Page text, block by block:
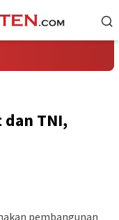
dan TNI,
pembangunan